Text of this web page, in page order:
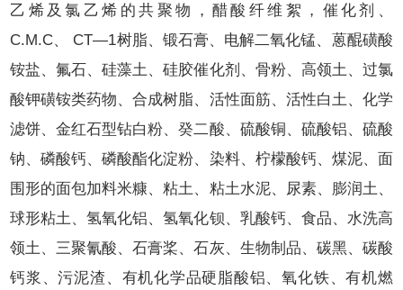
乙烯及氯乙烯的共聚物，醋酸纤维絮，催化剂、
C.M.C、 CT—1树脂、锻石膏、电解二氧化锰、蒽醌磺酸
铵盐、氟石、硅藻土、硅胶催化剂、骨粉、高领土、过氯
酸钾磺铵类药物、合成树脂、活性面筋、活性白土、化学
滤饼、金红石型钻白粉、癸二酸、硫酸铜、硫酸铝、硫酸
钠、磷酸钙、磷酸酯化淀粉、染料、柠檬酸钙、煤泥、面
围形的面包加料米糠、粘土、粘土水泥、尿素、膨润土、
球形粘土、氢氧化铝、氢氧化钡、乳酸钙、食品、水洗高
领土、三聚氰酸、石膏桨、石灰、生物制品、碳黑、碳酸
钙浆、污泥渣、有机化学品硬脂酸铝、氧化铁、有机燃